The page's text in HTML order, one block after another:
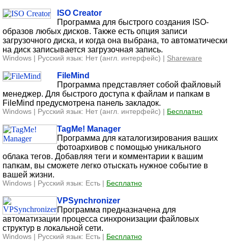
ISO Creator
Программа для быстрого создания ISO-
образов любых дисков. Также есть опция записи
загрузочного диска, и когда она выбрана, то автоматически
на диск записывается загрузочная запись.
Windows | Русский язык: Нет (англ. интерфейс) | Shareware
FileMind
Программа представляет собой файловый
менеджер. Для быстрого доступа к файлам и папкам в
FileMind предусмотрена панель закладок.
Windows | Русский язык: Нет (англ. интерфейс) | Бесплатно
TagMe! Manager
Программа для каталогизирования ваших
фотоархивов с помощью уникального
облака тегов. Добавляя теги и комментарии к вашим
папкам, вы сможете легко отыскать нужное событие в
вашей жизни.
Windows | Русский язык: Есть | Бесплатно
VPSynchronizer
Программа предназначена для
автоматизации процесса синхронизации файловых
структур в локальной сети.
Windows | Русский язык: Есть | Бесплатно